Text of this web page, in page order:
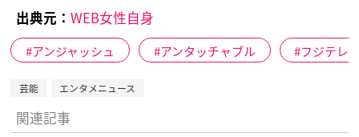
出典元： WEB女性自身
アンジャッシュ アンタッチャブル フジテレ
芸能 エンタメニュース
関連記事